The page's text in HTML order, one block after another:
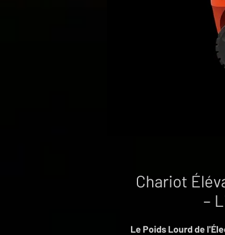
Chariot
–
Le Poids Lourd de